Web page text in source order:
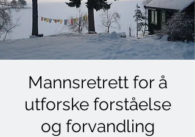
Mannsretrett for å
utforske forståelse
og forvandling